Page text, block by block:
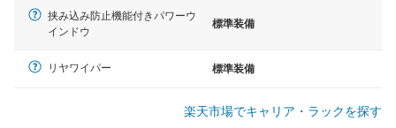
挟み込み防止機能付きパワーウ
インドウ
標準装備
リヤワイパー 標準装備
楽天市場でキャリア・ラックを探す